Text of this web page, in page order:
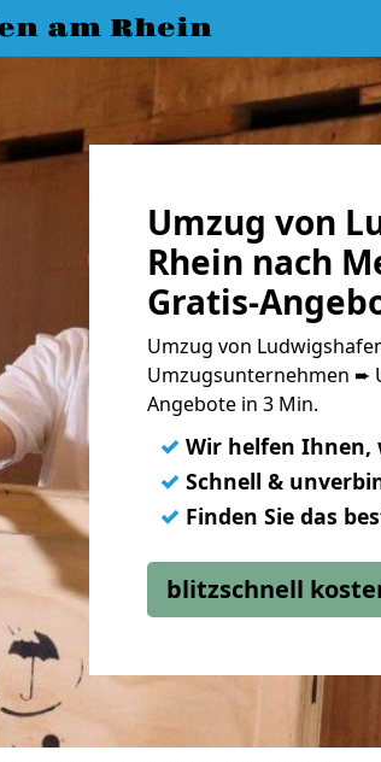
am Rhein
Umzug von
Rhein nach
Gratis-
Umzug von
Umzugsunternehmen ➨
Angebote in 3 Min.
✓ Wir helfen Ihnen,
✓ Schnell &
✓ Finden Sie das
blitzschnell